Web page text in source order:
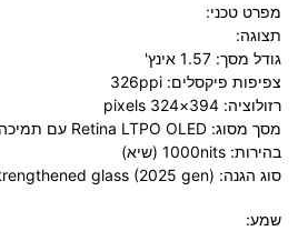
מפרט טכני:
תצוגה:
גודל מסך: 1.57 אינץ'
צפיפות פיקסלים: 326ppi
רזולוציה: 394×324 pixels
מסך מסוג: Retina LTPO OLED עם תמיכה ב-Always-on display
בהירות: 1000nits (שיא)
סוג הגנה: Ion-X strengthened glass (2025 gen)
שמע: